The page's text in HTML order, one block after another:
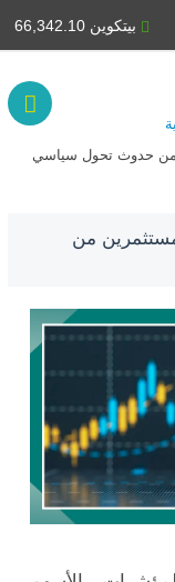
بيتكوين 66,342.10
من حدوث تحول سياسي
من